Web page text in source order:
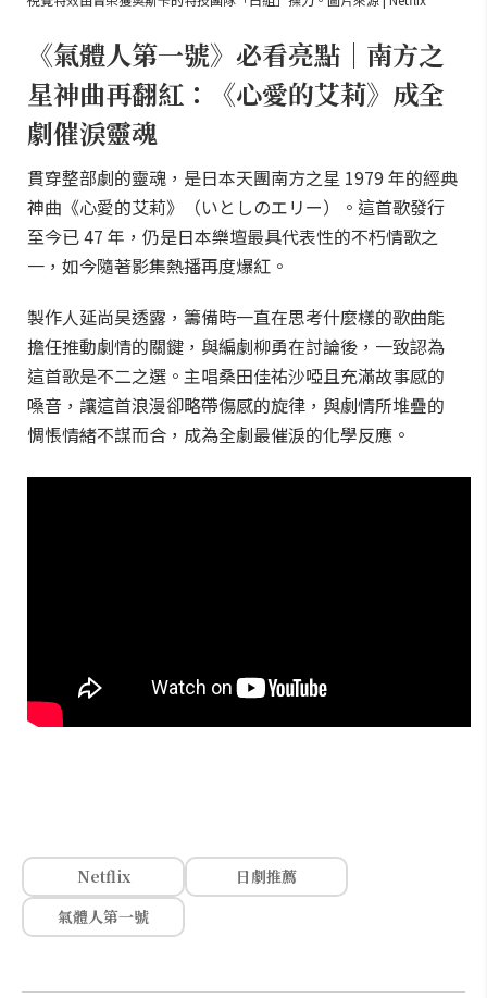
《氣體人第一號》必看亮點｜南方之
星神曲再翻紅：《心愛的艾莉》成全
劇催淚靈魂
貫穿整部劇的靈魂，是日本天團南方之星 1979 年的經典
神曲《心愛的艾莉》（いとしのエリー）。這首歌發行
至今已 47 年，仍是日本樂壇最具代表性的不朽情歌之
一，如今隨著影集熱播再度爆紅。
製作人延尚昊透露，籌備時一直在思考什麼樣的歌曲能
擔任推動劇情的關鍵，與編劇柳勇在討論後，一致認為
這首歌是不二之選。主唱桑田佳祐沙啞且充滿故事感的
嗓音，讓這首浪漫卻略帶傷感的旋律，與劇情所堆疊的
惆悵情緒不謀而合，成為全劇最催淚的化學反應。
Netflix
日劇推薦
氣體人第一號